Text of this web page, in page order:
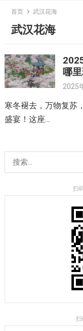
content
首页 武汉花海
武汉花海
哪
2025
寒冬褪去，万物复苏
盛宴！这座…
索：
扫